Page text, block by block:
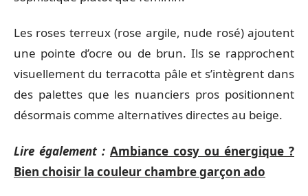
Les roses terreux (rose argile, nude rosé) ajoutent
une pointe d’ocre ou de brun. Ils se rapprochent
visuellement du terracotta pâle et s’intègrent dans
des palettes que les nuanciers pros positionnent
désormais comme alternatives directes au beige.
Lire également : Ambiance cosy ou énergique ?
Bien choisir la couleur chambre garçon ado